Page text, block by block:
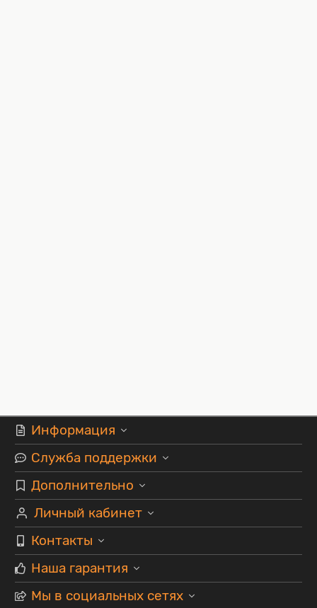
Информация
Служба поддержки
Дополнительно
Личный кабинет
Контакты
Наша гарантия
Мы в социальных сетях